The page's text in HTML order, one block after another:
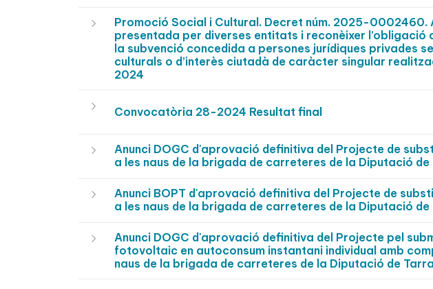
Promoció Social i Cultural. Decret núm. 2025-
presentada per diverses entitats i reconèixer
la subvenció concedida a persones jurídiques privades
culturals o d’interès ciutadà de caràcter singular
2024
Convocatòria 28-2024 Resultat final
Anunci DOGC d'aprovació definitiva del Projecte de
a les naus de la brigada de carreteres de la Diputació
Anunci BOPT d'aprovació definitiva del Projecte de
a les naus de la brigada de carreteres de la Diputació
Anunci DOGC d'aprovació definitiva del Projecte pel
fotovoltaic en autoconsum instantani individual amb
naus de la brigada de carreteres de la Diputació de